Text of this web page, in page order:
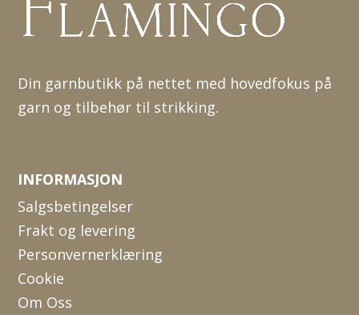
Din garnbutikk på nettet med hovedfokus på
garn og tilbehør til strikking.
INFORMASJON
Salgsbetingelser
Frakt og levering
Personvernerklæring
Cookie
Om Oss